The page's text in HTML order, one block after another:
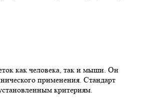
как человека, так и мыши. Он
применения. Стандарт
критериям.